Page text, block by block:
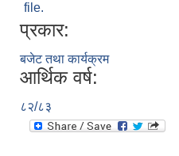
file.
प्रकार:
बजेट तथा कार्यक्रम
आर्थिक वर्ष:
८२/८३